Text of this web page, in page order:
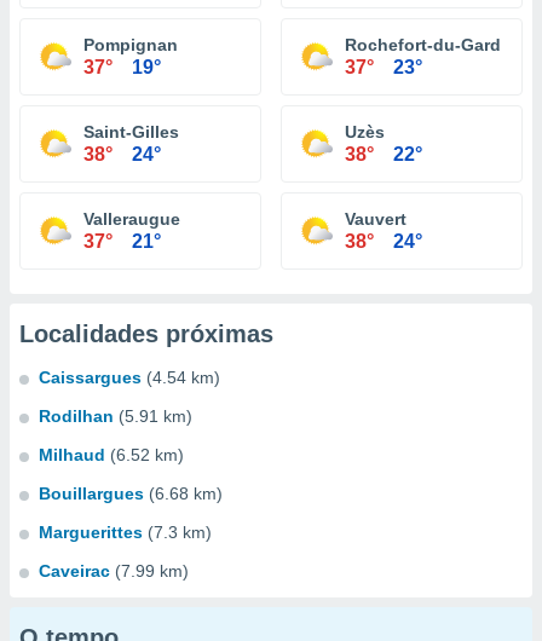
Pompignan
37° 19°
Rochefort-du-Gard
37° 23°
Saint-Gilles
38° 24°
Uzès
38° 22°
Valleraugue
37° 21°
Vauvert
38° 24°
Localidades próximas
Caissargues (4.54 km)
Rodilhan (5.91 km)
Milhaud (6.52 km)
Bouillargues (6.68 km)
Marguerittes (7.3 km)
Caveirac (7.99 km)